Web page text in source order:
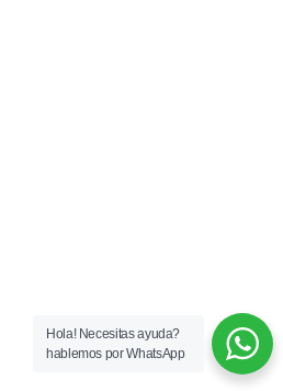
Hola! Necesitas ayuda?
hablemos por WhatsApp